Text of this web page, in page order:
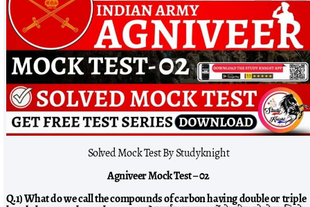
Solved Mock Test By Studyknight
Agniveer Mock Test – 02
Q.1) What do we call the compounds of carbon having double or triple